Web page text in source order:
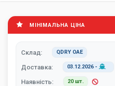
МІНІМАЛЬНА ЦІНА
Склад: QDRY ОАЕ
Доставка: 03.12.2026-
Наявність: 20 шт.